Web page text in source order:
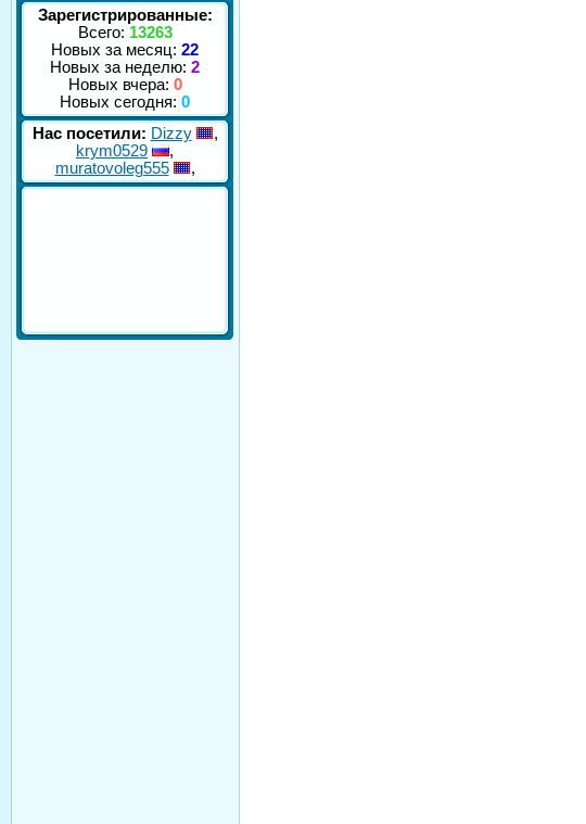
Зарегистрированные:
Всего: 13263
Новых за месяц: 22
Новых за неделю: 2
Новых вчера: 0
Новых сегодня: 0
Нас посетили: Dizzy
,
krym0529
,
muratovoleg555
,